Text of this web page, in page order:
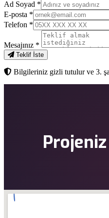
Ad Soyad *
E-posta *
Telefon *
Mesajınız *
Teklif İste
Bilgileriniz gizli tutulur ve 3.